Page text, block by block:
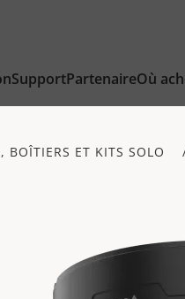
SupportPartenaireOù
BOÎTIERS ET KITS SOLO